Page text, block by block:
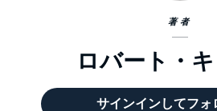
著者
ロバート・
サインインしてフォ